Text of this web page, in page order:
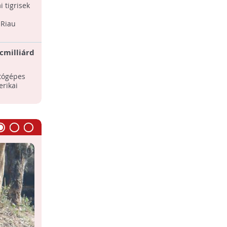
tigrisek